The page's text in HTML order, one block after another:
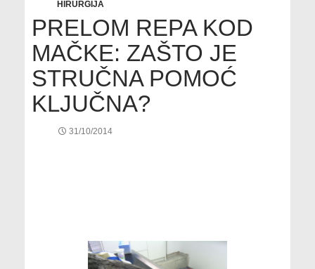
HIRURGIJA
PRELOM REPA KOD
MAČKE: ZAŠTO JE
STRUČNA POMOĆ
KLJUČNA?
31/10/2014